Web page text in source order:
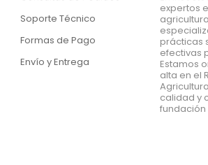
Soporte Técnico
Formas de Pago
Envío y Entrega
expertos
prácticas
efectivas
Estamos
alta en el
calidad y
fundación